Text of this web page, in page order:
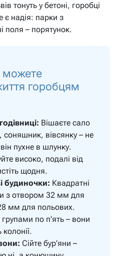
тонуть у бетоні, горобці
є надія: парки з
поля – порятунок.
можете
горобцям
Вішаєте сало
соняшник, вівсянку – не
пухне в шлунку.
високо, подалі від
щодня.
будиночки: Квадратні
з отвором 32 мм для
мм для польових.
по п’ять – вони
Сійте бур’яни –